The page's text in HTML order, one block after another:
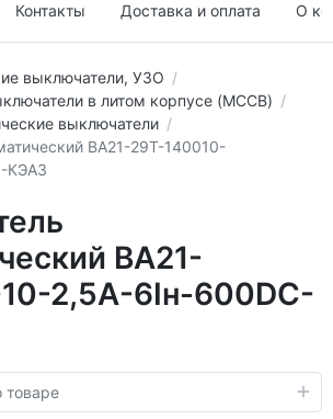
Контакты Доставка и оплата О
выключатели, УЗО
в литом корпусе (MCCB)
выключатели
ВА21-29Т-140010-
КЭАЗ
ВА21-
2,5А-6Iн-600DC-